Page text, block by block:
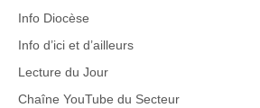
Info Diocèse
Info d’ici et d’ailleurs
Lecture du Jour
Chaîne YouTube du Secteur